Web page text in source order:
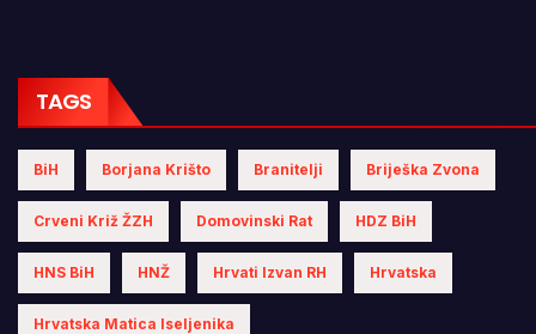
TAGS
BiH Borjana Krišto Branitelji Briješka Zvona
Crveni Križ ŽZH Domovinski Rat HDZ BiH
HNS BiH HNŽ Hrvati Izvan RH Hrvatska
Hrvatska Matica Iseljenika